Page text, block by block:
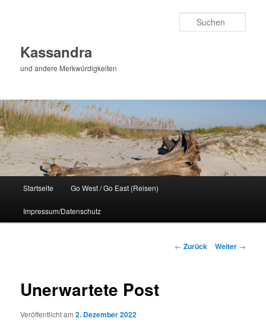
Kassandra
und andere Merkwürdigkeiten
Startseite Go West / Go East (Reisen)
Impressum/Datenschutz
Beitragsnavigation
← Zurück Weiter →
Unerwartete Post
Veröffentlicht am2. Dezember 2022